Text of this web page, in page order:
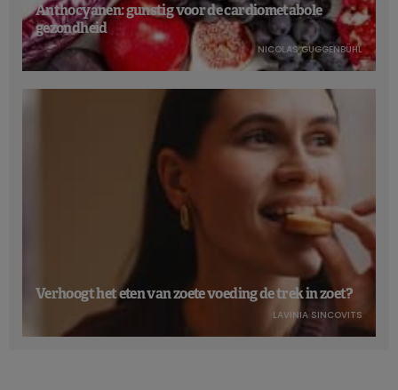
Anthocyanen: gunstig voor de cardiometabole
gezondheid
NICOLAS GUGGENBÜHL
Verhoogt het eten van zoete voeding de trek in zoet?
LAVINIA SINCOVITS